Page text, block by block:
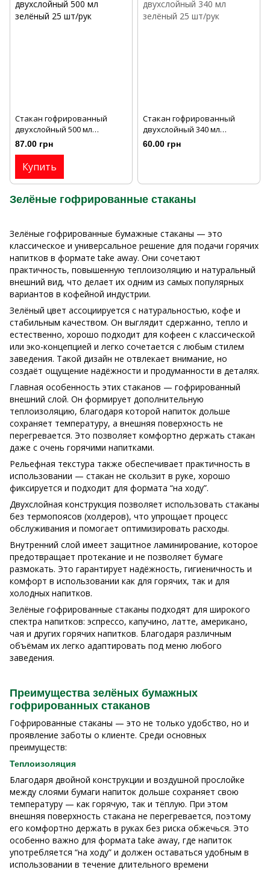
Стакан гофрированный
двухслойный 500 мл
зелёный 25 шт/рук
87.00 грн
Купить
Cтакан гофрированный
двухслойный 340 мл
зелёный 25 шт/рук
60.00 грн
Зелёные гофрированные стаканы
Зелёные гофрированные бумажные стаканы — это
классическое и универсальное решение для подачи горячих
напитков в формате take away. Они сочетают
практичность, повышенную теплоизоляцию и натуральный
внешний вид, что делает их одним из самых популярных
вариантов в кофейной индустрии.
Зелёный цвет ассоциируется с натуральностью, кофе и
стабильным качеством. Он выглядит сдержанно, тепло и
естественно, хорошо подходит для кофеен с классической
или эко-концепцией и легко сочетается с любым стилем
заведения. Такой дизайн не отвлекает внимание, но
создаёт ощущение надёжности и продуманности в деталях.
Главная особенность этих стаканов — гофрированный
внешний слой. Он формирует дополнительную
теплоизоляцию, благодаря которой напиток дольше
сохраняет температуру, а внешняя поверхность не
перегревается. Это позволяет комфортно держать стакан
даже с очень горячими напитками.
Рельефная текстура также обеспечивает практичность в
использовании — стакан не скользит в руке, хорошо
фиксируется и подходит для формата “на ходу”.
Двухслойная конструкция позволяет использовать стаканы
без термопоясов (холдеров), что упрощает процесс
обслуживания и помогает оптимизировать расходы.
Внутренний слой имеет защитное ламинирование, которое
предотвращает протекание и не позволяет бумаге
размокать. Это гарантирует надёжность, гигиеничность и
комфорт в использовании как для горячих, так и для
холодных напитков.
Зелёные гофрированные стаканы подходят для широкого
спектра напитков: эспрессо, капучино, латте, американо,
чая и других горячих напитков. Благодаря различным
объёмам их легко адаптировать под меню любого
заведения.
Преимущества зелёных бумажных
гофрированных стаканов
Гофрированные стаканы — это не только удобство, но и
проявление заботы о клиенте. Среди основных
преимуществ:
Теплоизоляция
Благодаря двойной конструкции и воздушной прослойке
между слоями бумаги напиток дольше сохраняет свою
температуру — как горячую, так и тёплую. При этом
внешняя поверхность стакана не перегревается, поэтому
его комфортно держать в руках без риска обжечься. Это
особенно важно для формата take away, где напиток
употребляется “на ходу” и должен оставаться удобным в
использовании в течение длительного времени